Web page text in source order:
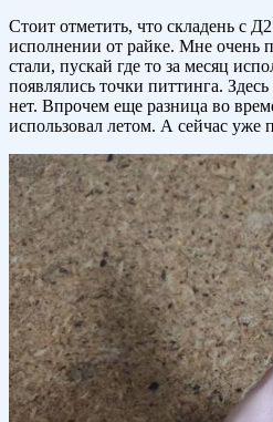
Стоит отметить, что складень с
исполнении от райке. Мне очень
стали, пускай где то за месяц
появлялись точки питтинга.
нет. Впрочем еще разница во
использовал летом. А сейчас уже